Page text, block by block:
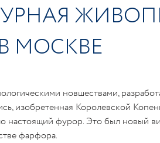
МОСКВЕ
новшествами,
изобретенная Королевской
настоящий фурор. Это был новый
фарфора.